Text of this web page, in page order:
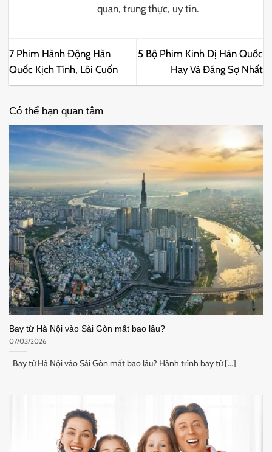
quan, trung thực, uy tín.
7 Phim Hành Động Hàn
Quốc Kịch Tính, Lôi Cuốn
5 Bộ Phim Kinh Dị Hàn Quốc
Hay Và Đáng Sợ Nhất
Có thể bạn quan tâm
Bay từ Hà Nội vào Sài Gòn mất bao lâu?
07/03/2026
Bay từ Hà Nội vào Sài Gòn mất bao lâu? Hành trình bay từ [...]